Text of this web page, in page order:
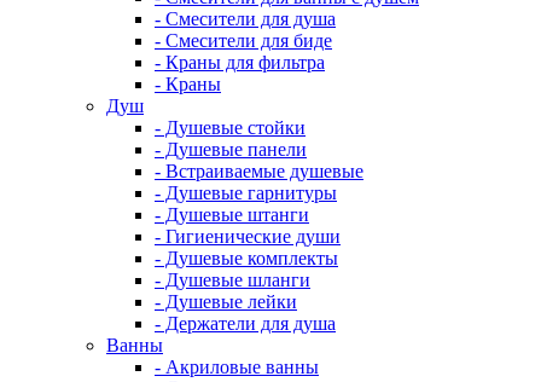
- Смесители для душа
- Смесители для биде
- Краны для фильтра
- Краны
Душ
- Душевые стойки
- Душевые панели
- Встраиваемые душевые
- Душевые гарнитуры
- Душевые штанги
- Гигиенические души
- Душевые комплекты
- Душевые шланги
- Душевые лейки
- Держатели для душа
Ванны
- Акриловые ванны